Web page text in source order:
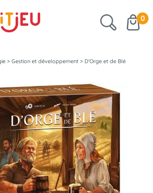
0
> Gestion et développement > D'Orge et de Blé